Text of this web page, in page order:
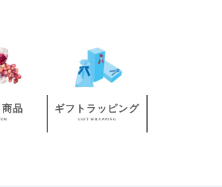
商品 ギフトラッピング
GIFT WRAPPING